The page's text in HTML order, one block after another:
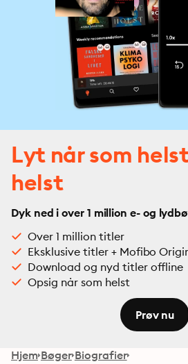
Lyt når som
helst
Dyk ned i over 1 million e- og
Over 1 million titler
Eksklusive titler + Mofibo
Download og nyd titler offline
Opsig når som helst
Prøv nu
Hjem Bøger Biografier